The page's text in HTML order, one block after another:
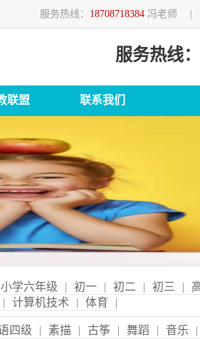
服务热线： 18708718384 冯老师
服务热线
联盟 联系我们
小学六年级 | 初一 | 初二 | 初三 |
| 计算机技术 | 体育 |
四级 | 素描 | 古筝 | 舞蹈 | 音乐 |